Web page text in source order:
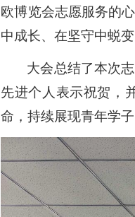
欧博览会志愿服务的
中成长、在坚守中蜕变
大会总结了本次
先进个人表示祝贺，
命，持续展现青年学子